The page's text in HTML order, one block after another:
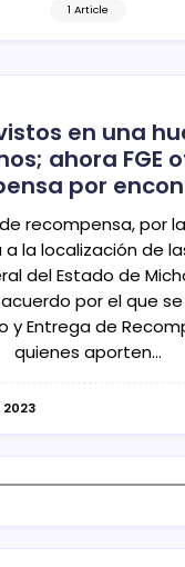
1 Article
en una
ahora FGE
por
recompensa, por
la localización de
del Estado de
por el que
y Entrega de
quienes aporten…
2023